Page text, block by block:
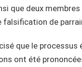
que deux
falsification de
que le
ont été